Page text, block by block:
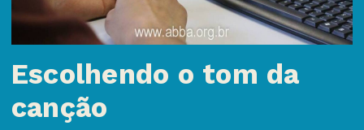
Escolhendo o tom da
canção